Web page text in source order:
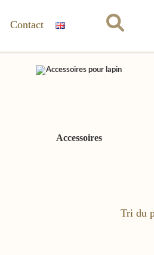
Contact
Accessoires